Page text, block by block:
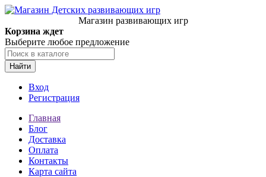
Магазин развивающих игр
Корзина ждет
Выберите любое предложение
Найти
Вход
Регистрация
Главная
Блог
Доставка
Оплата
Контакты
Карта сайта